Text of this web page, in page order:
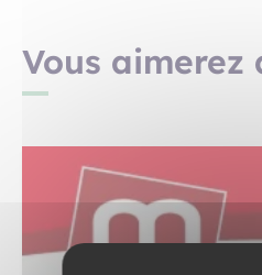
Vous aimerez